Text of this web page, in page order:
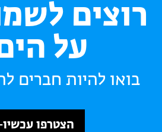
רוצים
על
בואו להיות חברים
הצטרפו עכשיו